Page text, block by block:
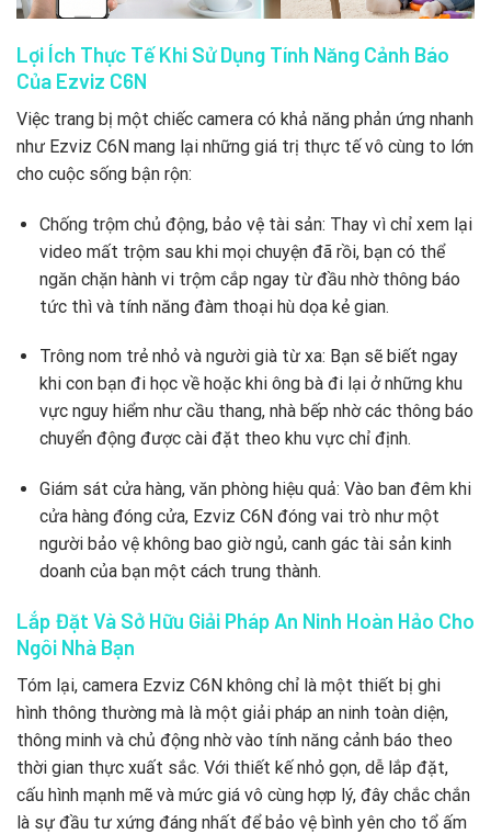
Lợi Ích Thực Tế Khi Sử Dụng Tính Năng Cảnh Báo
Của Ezviz C6N
Việc trang bị một chiếc camera có khả năng phản ứng nhanh
như Ezviz C6N mang lại những giá trị thực tế vô cùng to lớn
cho cuộc sống bận rộn:
Chống trộm chủ động, bảo vệ tài sản: Thay vì chỉ xem lại
video mất trộm sau khi mọi chuyện đã rồi, bạn có thể
ngăn chặn hành vi trộm cắp ngay từ đầu nhờ thông báo
tức thì và tính năng đàm thoại hù dọa kẻ gian.
Trông nom trẻ nhỏ và người già từ xa: Bạn sẽ biết ngay
khi con bạn đi học về hoặc khi ông bà đi lại ở những khu
vực nguy hiểm như cầu thang, nhà bếp nhờ các thông báo
chuyển động được cài đặt theo khu vực chỉ định.
Giám sát cửa hàng, văn phòng hiệu quả: Vào ban đêm khi
cửa hàng đóng cửa, Ezviz C6N đóng vai trò như một
người bảo vệ không bao giờ ngủ, canh gác tài sản kinh
doanh của bạn một cách trung thành.
Lắp Đặt Và Sở Hữu Giải Pháp An Ninh Hoàn Hảo Cho
Ngôi Nhà Bạn
Tóm lại, camera Ezviz C6N không chỉ là một thiết bị ghi
hình thông thường mà là một giải pháp an ninh toàn diện,
thông minh và chủ động nhờ vào tính năng cảnh báo theo
thời gian thực xuất sắc. Với thiết kế nhỏ gọn, dễ lắp đặt,
cấu hình mạnh mẽ và mức giá vô cùng hợp lý, đây chắc chắn
là sự đầu tư xứng đáng nhất để bảo vệ bình yên cho tổ ấm